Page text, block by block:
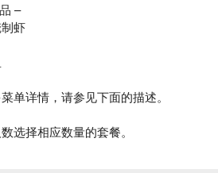
–
制虾
单详情，请参见下面的描述。
选择相应数量的套餐。